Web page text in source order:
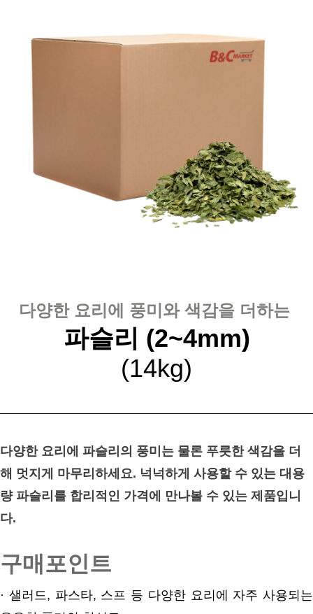
다양한 요리에 풍미와 색감을 더하는
파슬리 (2~4mm)
(14kg)
다양한 요리에 파슬리의 풍미는 물론 푸릇한 색감을 더
해 멋지게 마무리하세요. 넉넉하게 사용할 수 있는 대용
량 파슬리를 합리적인 가격에 만나볼 수 있는 제품입니
다.
구매포인트
· 샐러드, 파스타, 스프 등 다양한 요리에 자주 사용되는